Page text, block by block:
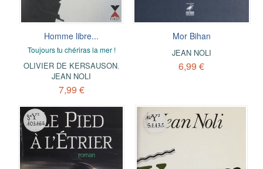
Homme libre...
Toujours tu chériras la mer !
OLIVIER DE KERSAUSON,
JEAN NOLI
7,99 €
Mor Bihan
JEAN NOLI
6,99 €